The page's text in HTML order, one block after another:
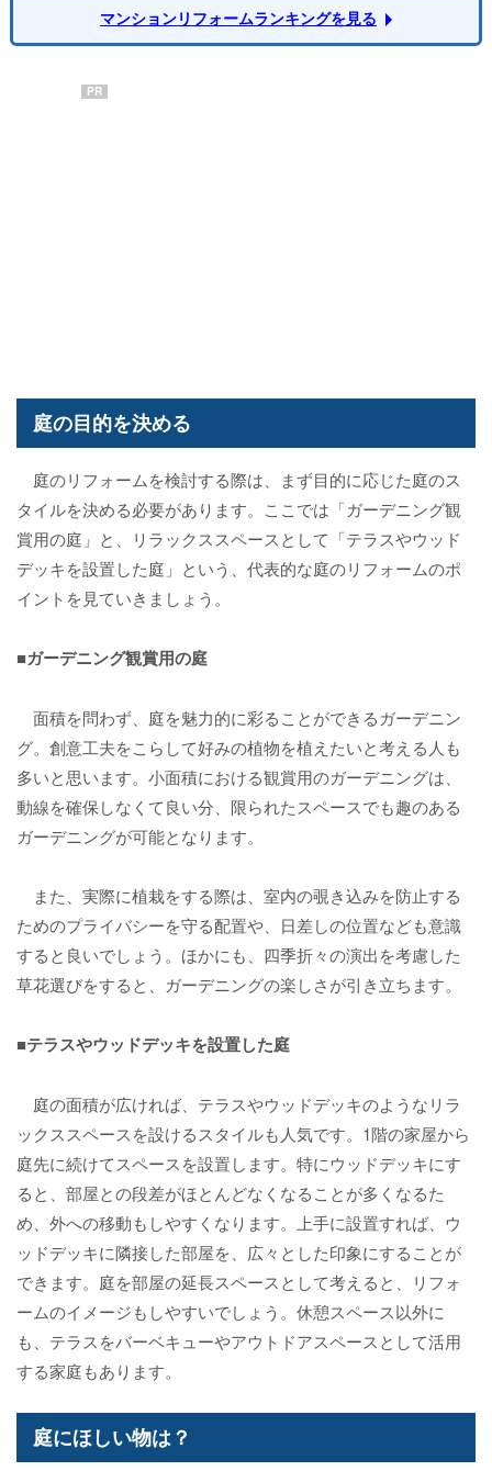
マンションリフォームランキングを見る
PR
庭の目的を決める
庭のリフォームを検討する際は、まず目的に応じた庭のス
タイルを決める必要があります。ここでは「ガーデニング観
賞用の庭」と、リラックススペースとして「テラスやウッド
デッキを設置した庭」という、代表的な庭のリフォームのポ
イントを見ていきましょう。
■ガーデニング観賞用の庭
面積を問わず、庭を魅力的に彩ることができるガーデニン
グ。創意工夫をこらして好みの植物を植えたいと考える人も
多いと思います。小面積における観賞用のガーデニングは、
動線を確保しなくて良い分、限られたスペースでも趣のある
ガーデニングが可能となります。
また、実際に植栽をする際は、室内の覗き込みを防止する
ためのプライバシーを守る配置や、日差しの位置なども意識
すると良いでしょう。ほかにも、四季折々の演出を考慮した
草花選びをすると、ガーデニングの楽しさが引き立ちます。
■テラスやウッドデッキを設置した庭
庭の面積が広ければ、テラスやウッドデッキのようなリラ
ックススペースを設けるスタイルも人気です。1階の家屋から
庭先に続けてスペースを設置します。特にウッドデッキにす
ると、部屋との段差がほとんどなくなることが多くなるた
め、外への移動もしやすくなります。上手に設置すれば、ウ
ッドデッキに隣接した部屋を、広々とした印象にすることが
できます。庭を部屋の延長スペースとして考えると、リフォ
ームのイメージもしやすいでしょう。休憩スペース以外に
も、テラスをバーベキューやアウトドアスペースとして活用
する家庭もあります。
庭にほしい物は？